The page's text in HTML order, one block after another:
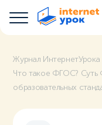
Журнал ИнтернетУрока
Что такое ФГОС? Суть
образовательных